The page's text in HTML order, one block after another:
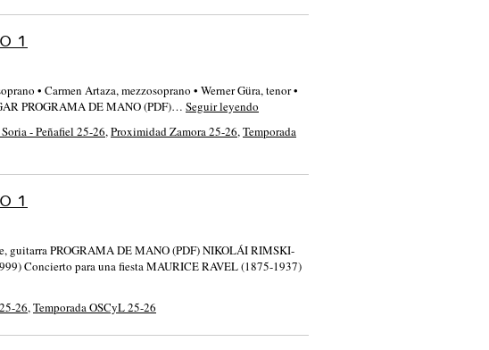
1
• Carmen Artaza, mezzosoprano • Werner Güra, tenor •
PROGRAMA DE MANO (PDF)… Seguir leyendo
- Peñafiel 25-26, Proximidad Zamora 25-26, Temporada
1
guitarra PROGRAMA DE MANO (PDF) NIKOLÁI RIMSKI-
Concierto para una fiesta MAURICE RAVEL (1875-1937)
26,Temporada OSCyL 25-26